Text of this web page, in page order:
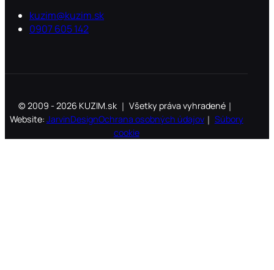
kuzim@kuzim.sk
0907 605 142
© 2009 - 2026 KUZIM.sk ｜ Všetky práva vyhradené｜
Website: JarvinDesignOchrana osobných údajov｜ Súbory
cookie